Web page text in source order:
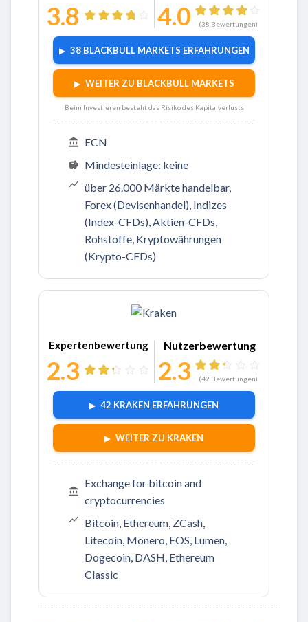
3.8 4.0 (38 Bewertungen)
38 BLACKBULL MARKETS ERFAHRUNGEN
WEITER ZU BLACKBULL MARKETS
Beim Investieren besteht das Risiko des Kapitalverlusts
ECN
Mindesteinlage: keine
über 26.000 Märkte handelbar,
Forex (Devisenhandel), Indizes
(Index-CFDs), Aktien-CFDs,
Rohstoffe, Kryptowährungen
(Krypto-CFDs)
Zu Kraken
Expertenbewertung
2.3
Nutzerbewertung
2.3 (42 Bewertungen)
42 KRAKEN ERFAHRUNGEN
WEITER ZU KRAKEN
Exchange for bitcoin and
cryptocurrencies
Bitcoin, Ethereum, ZCash,
Litecoin, Monero, EOS, Lumen,
Dogecoin, DASH, Ethereum
Classic